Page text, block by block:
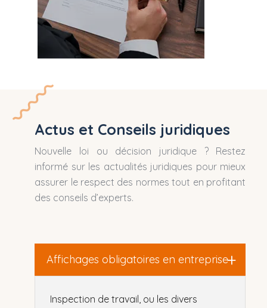
Actus et Conseils juridiques
Nouvelle loi ou décision juridique ? Restez
informé sur les actualités juridiques pour mieux
assurer le respect des normes tout en profitant
des conseils d’experts.
Affichages obligatoires en entreprise
Inspection de travail, ou les divers